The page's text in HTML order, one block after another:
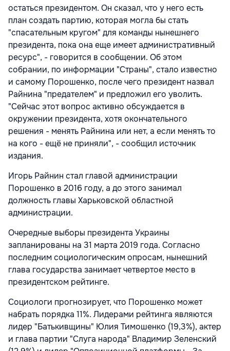
остаться президентом. Он сказал, что у него есть
план создать партию, которая могла бы стать
"спасательным кругом" для команды нынешнего
президента, пока она еще имеет административный
ресурс", - говорится в сообщении. Об этом
собрании, по информации "Страны", стало известно
и самому Порошенко, после чего президент назвал
Райнина "предателем" и предложил его уволить.
"Сейчас этот вопрос активно обсуждается в
окружении президента, хотя окончательного
решения - менять Райнина или нет, а если менять то
на кого - ещё не приняли", - сообщил источник
издания.
Игорь Райнин стал главой администрации
Порошенко в 2016 году, а до этого занимал
должность главы Харьковской областной
администрации.
Очередные выборы президента Украины
запланированы на 31 марта 2019 года. Согласно
последним социологическим опросам, нынешний
глава государства занимает четвертое место в
президентском рейтинге.
Социологи прогнозирует, что Порошенко может
набрать порядка 11%. Лидерами рейтинга являются
лидер "Батькивщины" Юлия Тимошенко (19,3%), актер
и глава партии "Слуга народа" Владимир Зеленский